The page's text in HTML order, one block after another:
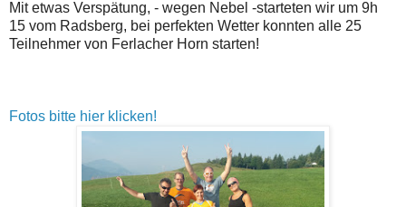
Mit etwas Verspätung, - wegen Nebel -starteten wir um 9h
15 vom Radsberg, bei perfekten Wetter konnten alle 25
Teilnehmer von Ferlacher Horn starten!
Fotos bitte hier klicken!